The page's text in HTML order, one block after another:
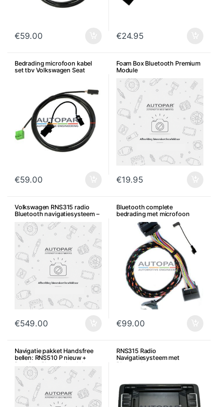
€59.00 €24.95
Bedrading microfoon kabel
set tbv Volkswagen Seat
€59.00
Foam Box Bluetooth Premium
Module
€19.95
Volkswagen RNS315 radio
Bluetooth navigatiesysteem –
Gebruikt
€549.00
Bluetooth complete
bedrading met microfoon
zonder module 7P6 – 5N0 –
3C8 – 5K0 – 1Z0 – 5J0
€99.00
Navigatie pakket Handsfree
bellen: RNS510 P nieuw +
Premium Bluetooth + Inbouw
RNS315 Radio
Navigatiesysteem met
Bluetooth